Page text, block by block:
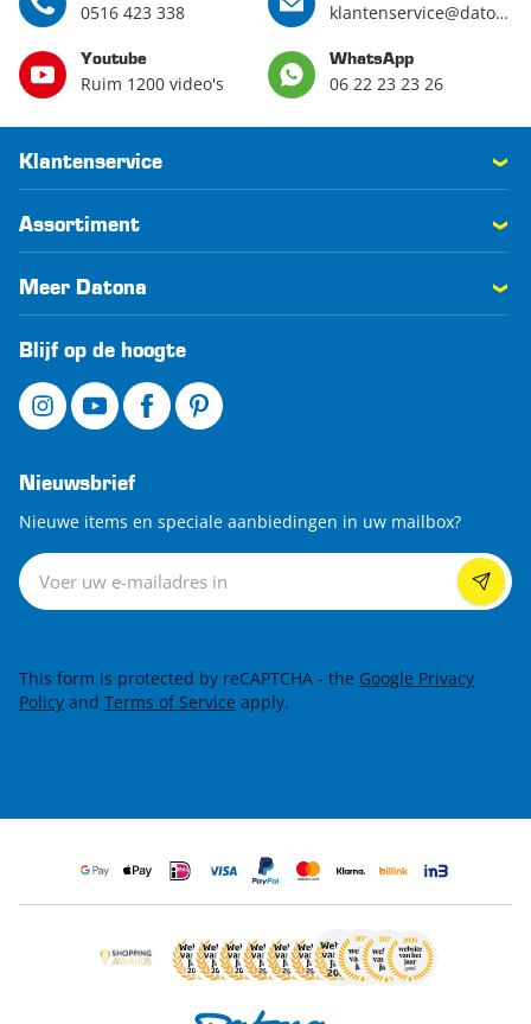
0516 423 338 klantenservice@datona.nl
Youtube
Ruim 1200 video's
WhatsApp
06 22 23 23 26
Klantenservice
Assortiment
Meer Datona
Blijf op de hoogte
Nieuwsbrief
Nieuwe items en speciale aanbiedingen in uw mailbox?
Nieuwsbrief
This form is protected by reCAPTCHA - the Google Privacy
Policy and Terms of Service apply.